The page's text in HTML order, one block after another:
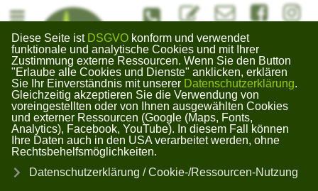
Diese Seite ist DSGVO konform und verwendet
funktionale und analytische Cookies und mit Ihrer
Zustimmung externe Ressourcen. Wenn Sie den Button
"Erlaube alle Cookies und Dienste" anklicken, erklären
Sie Ihr Einverständnis mit unserer Datenschutzerklärung.
Gleichzeitig akzeptieren Sie die Verwendung von
voreingestellten oder von Ihnen ausgewählten Cookies
und externer Ressourcen (Google (Maps, Fonts,
Analytics), Facebook, YouTube). In diesem Fall können
Ihre Daten auch in den USA verarbeitet werden, ohne
Rechtsbehelfsmöglichkeiten.
Datenschutzerklärung / Cookie-/Ressourcen-Nutzung
Bildungswerk
Gera Kaimberg
#Kontaktformuarinfo@bildungswerk-
Unser Blog zu aktuellen Themen
Bewegung pur!
×